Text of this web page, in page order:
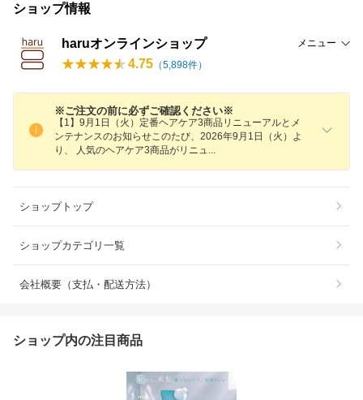
ショップ情報
haruオンラインショップ メニュー
4.75 （5,898件）
※ご注文の前に必ずご確認ください※
【1】9月1日（火）定番ヘアケア3商品リニューアルとメ
ンテナンスのお知らせこのたび、2026年9月1日（火）よ
り、 人気のヘアケア3商品がリニ ュ
ショップトップ
ショップカテゴリ一覧
会社概要（支払・配送方法）
ショップ内の注目商品